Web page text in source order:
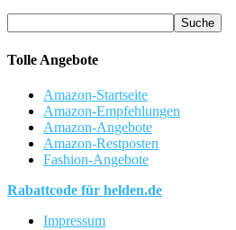
Tolle Angebote
Amazon-Startseite
Amazon-Empfehlungen
Amazon-Angebote
Amazon-Restposten
Fashion-Angebote
Rabattcode für helden.de
Impressum